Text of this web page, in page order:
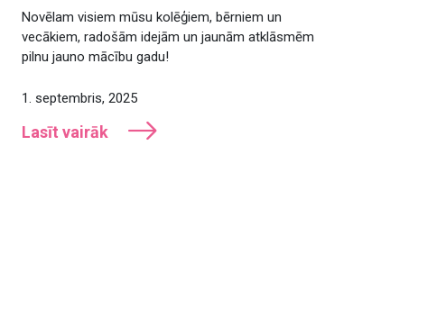
Novēlam visiem mūsu kolēģiem, bērniem un
vecākiem, radošām idejām un jaunām atklāsmēm
pilnu jauno mācību gadu!
1. septembris, 2025
Lasīt vairāk